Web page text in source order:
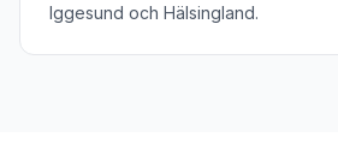
Iggesund och Hälsingland.